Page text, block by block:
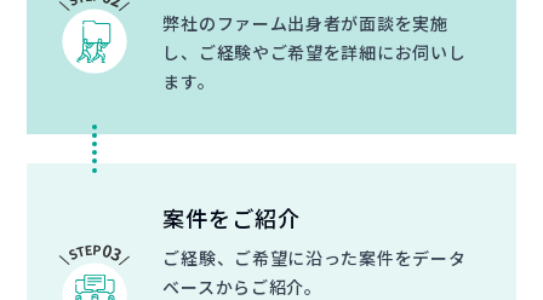
弊社のファーム出身者が面談を実施
し、ご経験やご希望を詳細にお伺いし
ます。
案件をご紹介
ご経験、ご希望に沿った案件をデータ
ベースからご紹介。